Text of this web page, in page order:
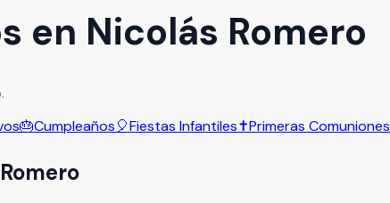
en Nicolás Romero
🎂Cumpleaños🎈Fiestas Infantiles✝️Primeras Comuniones